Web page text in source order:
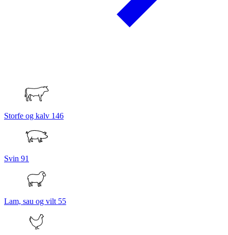
Storfe og kalv 146
Svin 91
Lam, sau og vilt 55